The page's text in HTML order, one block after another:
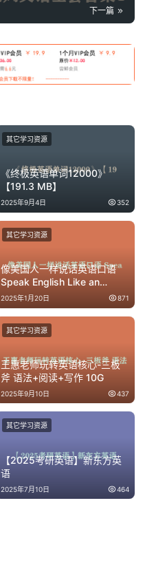
下一篇
《终极英语单词12000》
【191.3 MB】
2025年9月4日 352
其它学习资源
像美国人一样说话英语口语
Speak English Like an
American
2025年1月20日 871
其它学习资源
王惠老师玩转英语核心-三板
斧 语法+阅读+写作 10G
2025年9月10日 437
其它学习资源
【2025考研英语】新东方英
语
2025年7月10日 464
其它学习资源